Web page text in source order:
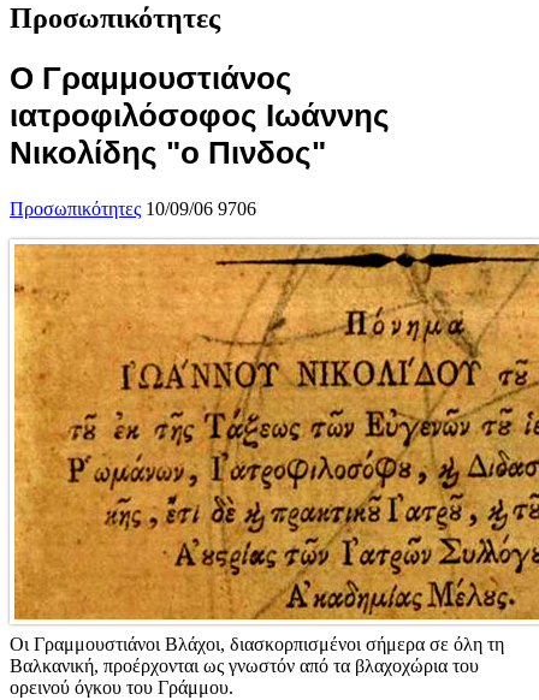
Προσωπικότητες
Ο Γραμμουστιάνος
ιατροφιλόσοφος Ιωάννης
Νικολίδης "ο Πινδος"
Προσωπικότητες 10/09/06 9706
Οι Γραμμουστιάνοι Βλάχοι, διασκορπισμένοι σήμερα σε όλη τη
Βαλκανική, προέρχονται ως γνωστόν από τα βλαχοχώρια του
ορεινού όγκου του Γράμμου.